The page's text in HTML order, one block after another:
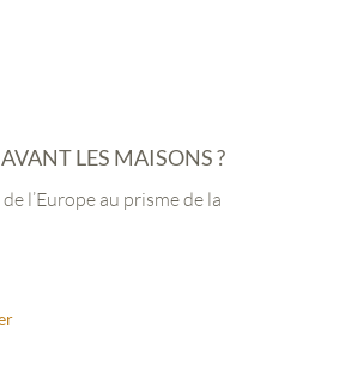
LES MAISONS ?
l’Europe au prisme de la